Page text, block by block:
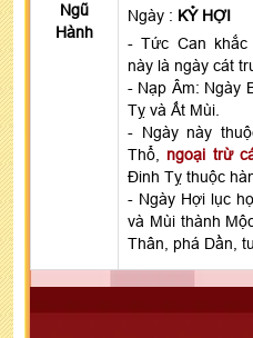
Ngũ
Hành
Ngày : KỶ HỢI
- Tức Can khắc
này là ngày cát
- Nạp Âm: Ngày
Tỵ và Ất Mùi.
- Ngày này
Thổ, ngoại trừ
Đinh Tỵ thuộc
- Ngày Hợi lục
và Mùi thành
Thân, phá Dần,